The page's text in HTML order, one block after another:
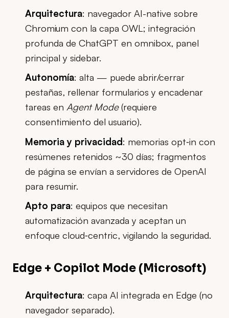
Arquitectura: navegador AI-native sobre
Chromium con la capa OWL; integración
profunda de ChatGPT en omnibox, panel
principal y sidebar.
Autonomía: alta — puede abrir/cerrar
pestañas, rellenar formularios y encadenar
tareas en Agent Mode(requiere
consentimiento del usuario).
Memoria y privacidad: memorias opt‑in con
resúmenes retenidos ~30 días; fragmentos
de página se envían a servidores de OpenAI
para resumir.
Apto para: equipos que necesitan
automatización avanzada y aceptan un
enfoque cloud‑centric, vigilando la seguridad.
Edge + Copilot Mode (Microsoft)
Arquitectura: capa AI integrada en Edge (no
navegador separado).